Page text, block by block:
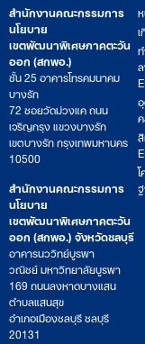
สำนักงานคณะกรรมการ
นโยบาย
เขตพัฒนาพิเศษภาคตะวัน
ออก (สกพอ.)
ชั้น 25 อาคารโทรคมนาคม
บางรัก
72 ซอยวัดม่วงแค ถนน
เจริญกรุง แขวงบางรัก
เขตบางรัก กรุงเทพมหานคร
10500
สำนักงานคณะกรรมการ
นโยบาย
เขตพัฒนาพิเศษภาคตะวัน
ออก (สกพอ.) จังหวัดชลบุรี
อาคารนววิทย์บูรพา
วณิชย์ มหาวิทยาลัยบูรพา
169 ถนนลงหาดบางแสน
ตำบลแสนสุข
อำเภอเมืองชลบุรี ชลบุรี
20131